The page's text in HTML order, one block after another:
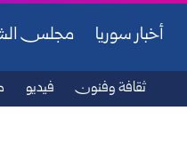
أخبار سوريا مجلس
ثقافة وفنون فيديو